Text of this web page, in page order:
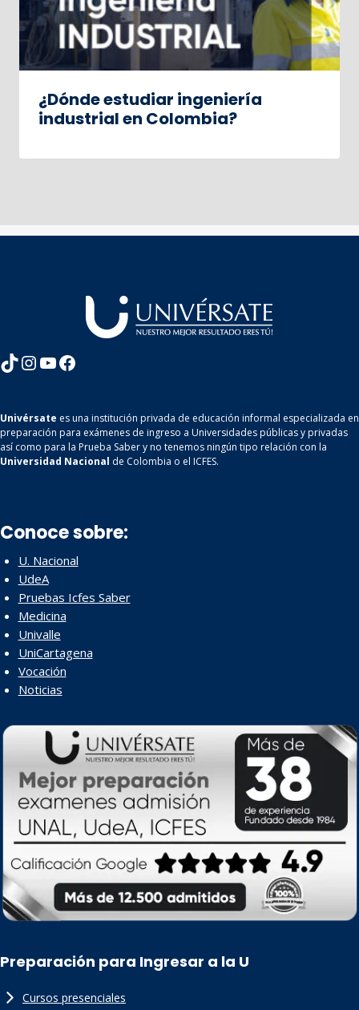
¿Dónde estudiar ingeniería
industrial en Colombia?
TikTok InstagramYouTube Facebook
Univérsate es una institución privada de educación informal especializada en
preparación para exámenes de ingreso a Universidades públicas y privadas
así como para la Prueba Saber y no tenemos ningún tipo relación con la
Universidad Nacional de Colombia o el ICFES.
Conoce sobre:
U. Nacional
UdeA
Pruebas Icfes Saber
Medicina
Univalle
UniCartagena
Vocación
Noticias
Preparación para Ingresar a la U
Cursos presenciales